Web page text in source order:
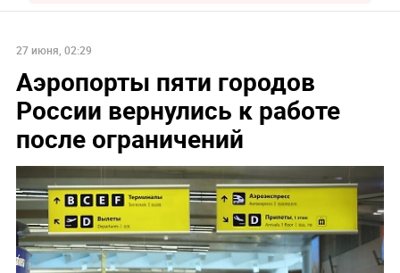
27 июня, 02:29
Аэропорты пяти городов
России вернулись к работе
после ограничений